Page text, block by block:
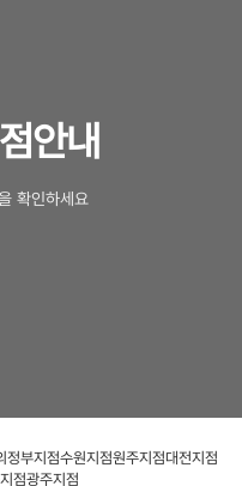
안내
확인하세요
정부지점수원지점원주지점대전지점
점광주지점